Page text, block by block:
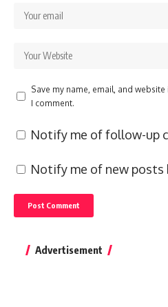
Save my name, email, and
I comment.
Notify me of follow-up
Notify me of new posts
Advertisement